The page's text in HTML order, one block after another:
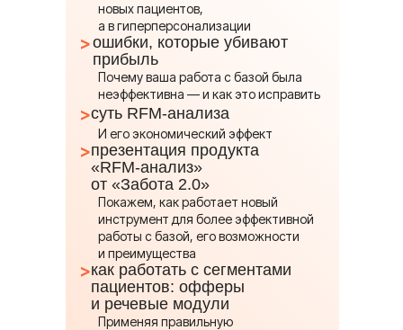
новых пациентов,
а в гиперперсонализации
>ошибки, которые убивают
прибыль
Почему ваша работа с базой была
неэффективна — и как это исправить
>суть RFM-анализа
И его экономический эффект
>презентация продукта
«RFM-анализ»
от «Забота 2.0»
Покажем, как работает новый
инструмент для более эффективной
работы с базой, его возможности
и преимущества
>как работать с сегментами
пациентов: офферы
и речевые модули
Применяя правильную